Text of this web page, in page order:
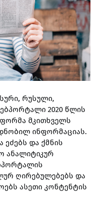
რუსული,
2020 წლის
მკითხველს
ინფორმაციას.
ეძებს და ქმნის
ანალიტიკურ
ღირებულებებს და
ასეთი კონტენტის